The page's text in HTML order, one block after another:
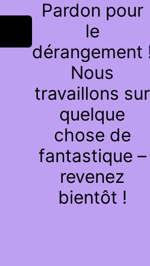
Pardon pour
le
dérangement
Nous
travaillons sur
quelque
chose de
fantastique –
revenez
bientôt !